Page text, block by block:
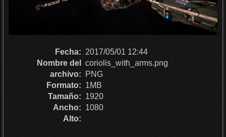
Fecha: 2017/05/01 12:44
Nombre del
archivo:
coriolis_with_arms.png
Formato:
PNG
Tamaño:
1MB
Ancho:
1920
Alto:
1080